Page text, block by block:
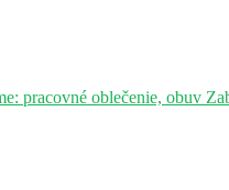
pracovné oblečenie, obuv